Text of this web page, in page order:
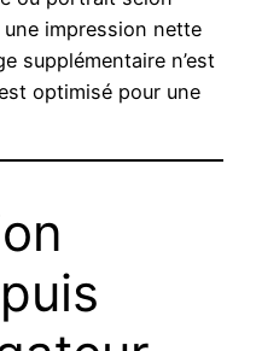
impression nette
supplémentaire n’est
optimisé pour une